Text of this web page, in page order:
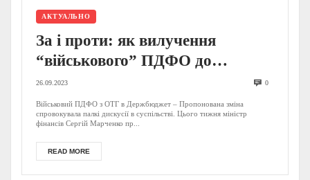
АКТУАЛЬНО
За і проти: як вилучення
“військового” ПДФО до
держбюджету вплине на життя
ОТГ
26.09.2023 0
Військовий ПДФО з ОТГ в Держбюджет – Пропонована зміна
спровокувала палкі дискусії в суспільстві. Цього тижня міністр
фінансів Сергій Марченко пр...
READ MORE